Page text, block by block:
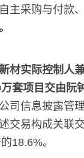
主采购与付款
材实际控制人
套项目交由阮
司信息披露管
交易构成关联
18.6%。